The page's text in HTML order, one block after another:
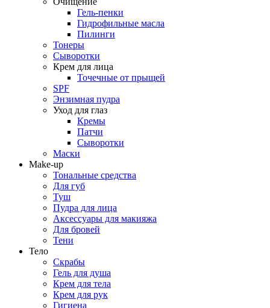
Гель-пенки
Гидрофильные масла
Пилинги
Тонеры
Сыворотки
Крем для лица
Точечные от прыщей
SPF
Энзимная пудра
Уход для глаз
Кремы
Патчи
Сыворотки
Маски
Make-up
Тональные средства
Для губ
Туш
Пудра для лица
Аксессуары для макияжа
Для бровей
Тени
Тело
Скрабы
Гель для душа
Крем для тела
Крем для рук
Гигиена